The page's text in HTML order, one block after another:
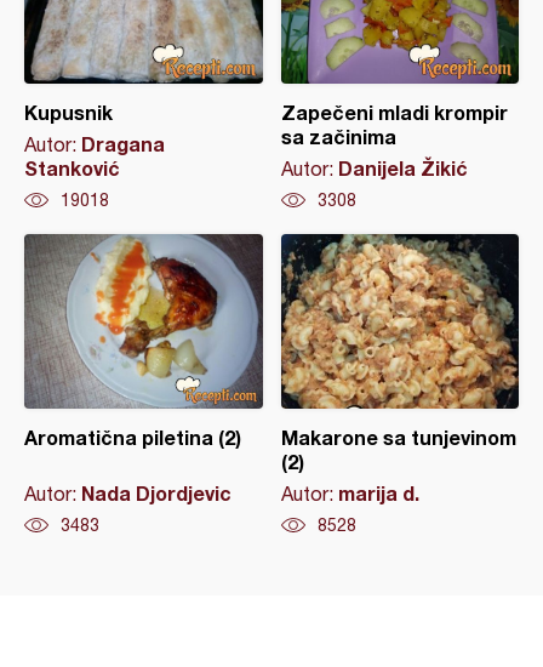
Kupusnik
Autor: Dragana
Stanković
19018
Zapečeni mladi krompir
sa začinima
Autor: Danijela Žikić
3308
Aromatična piletina (2)
Autor: Nada Djordjevic
3483
Makarone sa tunjevinom
(2)
Autor: marija d.
8528